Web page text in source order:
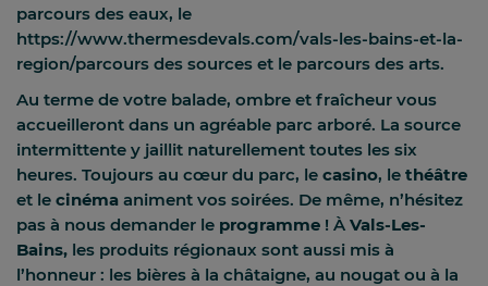
parcours des eaux, le
https://www.thermesdevals.com/vals-les-bains-et-la-
region/parcours des sources et le parcours des arts.
Au terme de votre balade, ombre et fraîcheur vous
accueilleront dans un agréable parc arboré. La source
intermittente y jaillit naturellement toutes les six
heures. Toujours au cœur du parc, le casino, le théâtre
et le cinéma animent vos soirées. De même, n’hésitez
pas à nous demander le programme ! À Vals-Les-
Bains, les produits régionaux sont aussi mis à
l’honneur : les bières à la châtaigne, au nougat ou à la